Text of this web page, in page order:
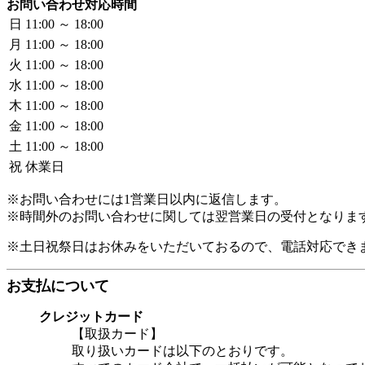
お問い合わせ対応時間
日 11:00 ～ 18:00
月 11:00 ～ 18:00
火 11:00 ～ 18:00
水 11:00 ～ 18:00
木 11:00 ～ 18:00
金 11:00 ～ 18:00
土 11:00 ～ 18:00
祝 休業日
※お問い合わせには1営業日以内に返信します。
※時間外のお問い合わせに関しては翌営業日の受付となりま
※土日祝祭日はお休みをいただいておるので、電話対応でき
お支払について
クレジットカード
【取扱カード】
取り扱いカードは以下のとおりです。